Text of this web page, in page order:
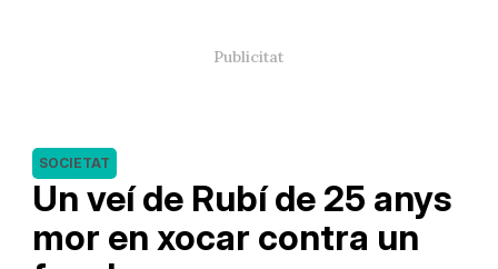
Un veí de Rubí de 25 anys
mor en xocar contra un
SOCIETAT